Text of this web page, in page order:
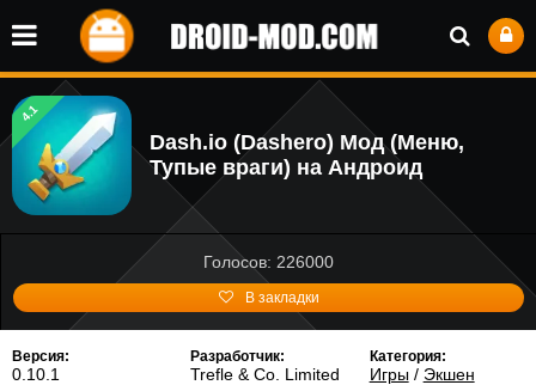
4.1
Dash.io (Dashero) Мод (Меню,
Тупые враги) на Андроид
Голосов: 226000
В закладки
Версия:
0.10.1
Разработчик:
Trefle & Co. Limited
Категория:
Игры/ Экшен